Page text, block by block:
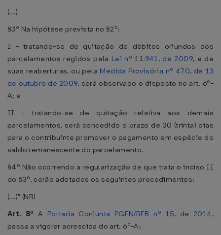
(...)
§3º Na hipótese prevista no §2º:
I - tratando-se de quitação de débitos oriundos dos
parcelamentos regidos pela Lei nº 11.941, de 2009, e de
suas reaberturas, ou pela Medida Provisória nº 470, de 13
de outubro de 2009, será observado o disposto no art. 6º-
A; e
II - tratando-se de quitação relativa aos demais
parcelamentos, será concedido o prazo de 30 (trinta) dias
para o contribuinte promover o pagamento em espécie do
saldo remanescente do parcelamento.
§4º Não ocorrendo a regularização de que trata o inciso II
do §3º, serão adotados os seguintes procedimentos:
(...)" (NR)
Art. 8º A Portaria Conjunta PGFN/RFB nº 15, de 2014,
passa a vigorar acrescida do art. 6º-A: